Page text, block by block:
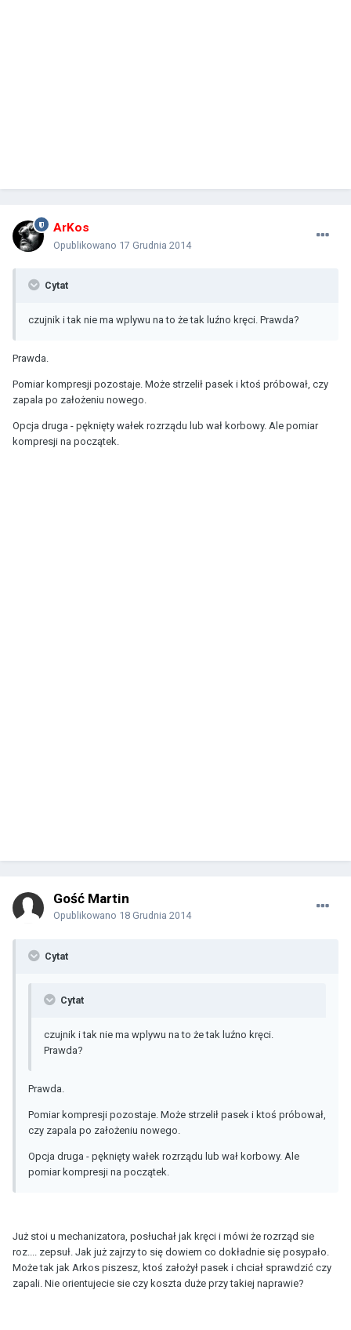
ArKos
Opublikowano 17 Grudnia 2014
Cytat
czujnik i tak nie ma wplywu na to że tak luźno kręci. Prawda?
Prawda.
Pomiar kompresji pozostaje. Może strzelił pasek i ktoś próbował, czy
zapala po założeniu nowego.
Opcja druga - pęknięty wałek rozrządu lub wał korbowy. Ale pomiar
kompresji na początek.
Gość Martin
Opublikowano 18 Grudnia 2014
Cytat
Cytat
czujnik i tak nie ma wplywu na to że tak luźno kręci.
Prawda?
Prawda.
Pomiar kompresji pozostaje. Może strzelił pasek i ktoś próbował,
czy zapala po założeniu nowego.
Opcja druga - pęknięty wałek rozrządu lub wał korbowy. Ale
pomiar kompresji na początek.
Już stoi u mechanizatora, posłuchał jak kręci i mówi że rozrząd sie
roz.... zepsuł. Jak już zajrzy to się dowiem co dokładnie się posypało.
Może tak jak Arkos piszesz, ktoś założył pasek i chciał sprawdzić czy
zapali. Nie orientujecie sie czy koszta duże przy takiej naprawie?